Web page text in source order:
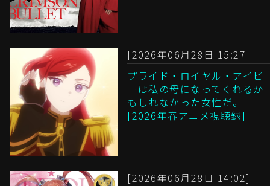
[2026年06月28日 15:27]
プライド・ロイヤル・アイビ
ーは私の母になってくれるか
もしれなかった女性だ。
[2026年春アニメ視聴録]
[2026年06月28日 14:02]